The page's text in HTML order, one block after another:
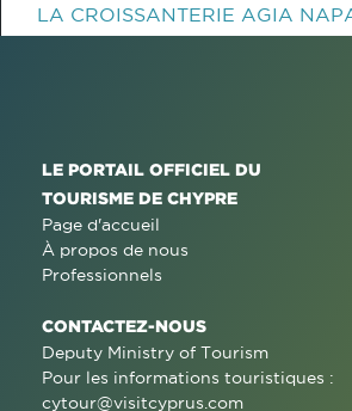
LA CROISSANTERIE AGIA
LE PORTAIL OFFICIEL DU
TOURISME DE CHYPRE
Page d'accueil
À propos de nous
Professionnels
CONTACTEZ-NOUS
Deputy Ministry of Tourism
Pour les informations touristiques :
cytour@visitcyprus.com